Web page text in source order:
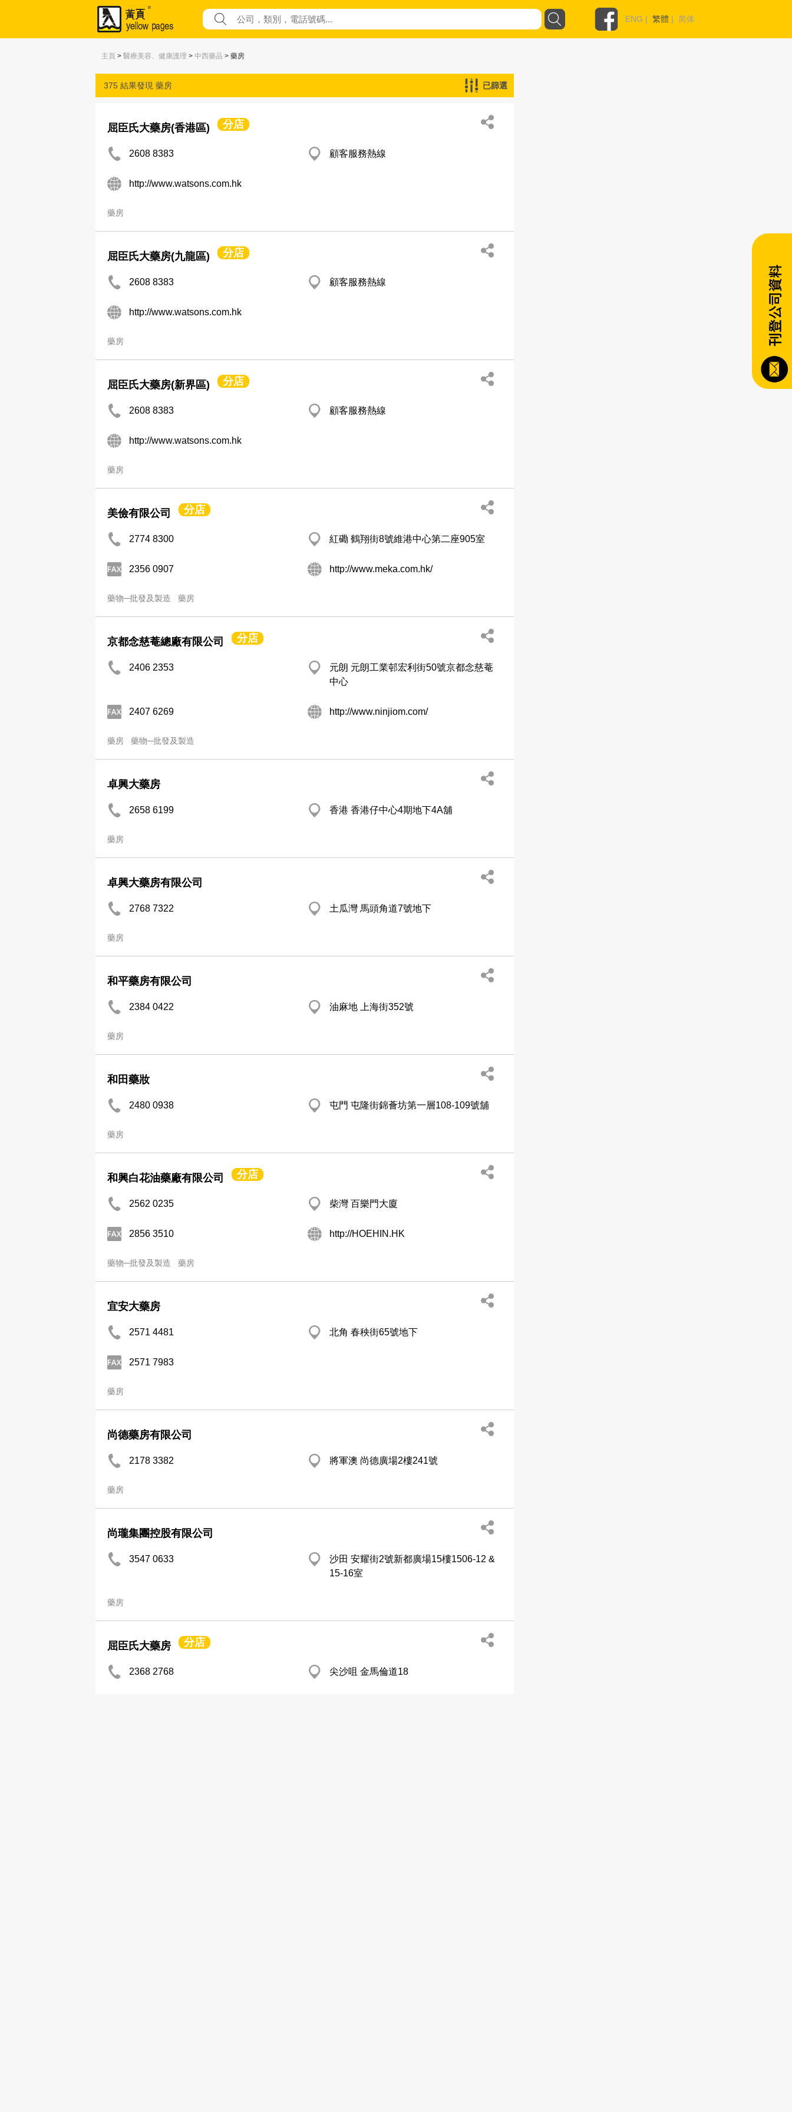
ENG | 繁體 | 简体
主頁 > 醫療美容、健康護理 > 中西藥品 > 藥房
375 結果發現 藥房 已篩選
屈臣氏大藥房(香港區) 分店
2608 8383 顧客服務熱線
http://www.watsons.com.hk
藥房
屈臣氏大藥房(九龍區) 分店
2608 8383 顧客服務熱線
http://www.watsons.com.hk
藥房
屈臣氏大藥房(新界區) 分店
2608 8383 顧客服務熱線
http://www.watsons.com.hk
藥房
美儉有限公司 分店
2774 8300 紅磡 鶴翔街8號維港中心第二座905室
2356 0907 http://www.meka.com.hk/
藥物─批發及製造 藥房
京都念慈菴總廠有限公司 分店
2406 2353
元朗 元朗工業邨宏利街50號京都念慈菴
中心
2407 6269 http://www.ninjiom.com/
藥房 藥物─批發及製造
卓興大藥房
2658 6199 香港 香港仔中心4期地下4A舖
藥房
卓興大藥房有限公司
2768 7322 土瓜灣 馬頭角道7號地下
藥房
和平藥房有限公司
2384 0422 油麻地 上海街352號
藥房
和田藥妝
2480 0938 屯門 屯隆街錦薈坊第一層108-109號舖
藥房
和興白花油藥廠有限公司 分店
2562 0235 柴灣 百樂門大廈
2856 3510 http://HOEHIN.HK
藥物─批發及製造 藥房
宜安大藥房
2571 4481 北角 春秧街65號地下
2571 7983
藥房
尚德藥房有限公司
2178 3382 將軍澳 尚德廣場2樓241號
藥房
尚瓏集團控股有限公司
3547 0633
沙田 安耀街2號新都廣場15樓1506-12 &
15-16室
藥房
屈臣氏大藥房 分店
2368 2768 尖沙咀 金馬倫道18